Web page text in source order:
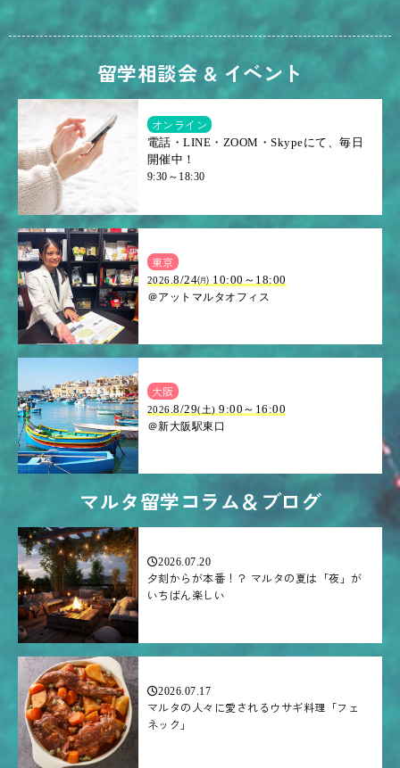
留学相談会 & イベント
オンライン
電話・LINE・ZOOM・Skypeにて、毎日
開催中！
9:30～18:30
東京
2026.8/24㈪ 10:00～18:00
＠アットマルタオフィス
大阪
2026.8/29(土) 9:00～16:00
＠新大阪駅東口
マルタ留学コラム＆ブログ
2026.07.20
夕刻からが本番！？ マルタの夏は「夜」が
いちばん楽しい
2026.07.17
マルタの人々に愛されるウサギ料理「フェ
ネック」